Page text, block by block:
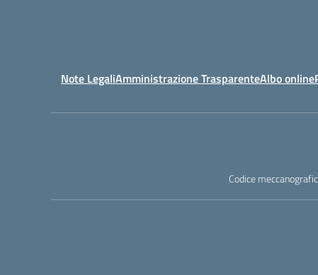
Note LegaliAmministrazione TrasparenteAlbo online
Codice